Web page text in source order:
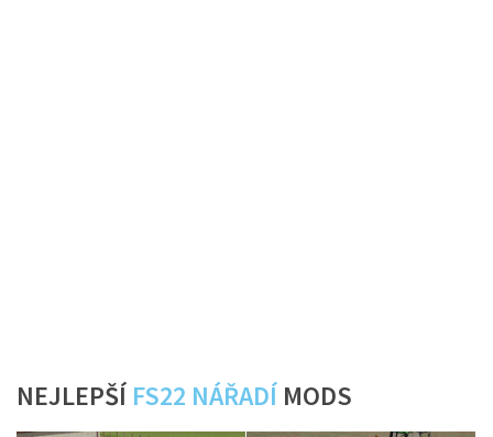
NEJLEPŠÍ FS22 NÁŘADÍ MODS